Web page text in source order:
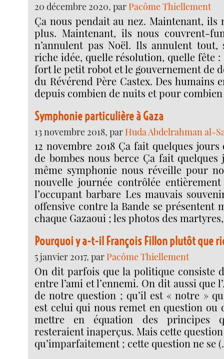
20 décembre 2020, par Pacôme Thiellement
Ça nous pendait au nez. Maintenant, ils
plus. Maintenant, ils nous couvrent-
n’annulent pas Noël. Ils annulent tout,
riche idée, quelle résolution, quelle fête
fort le petit robot et le gouvernement de
du Révérend Père Castex. Des humains
depuis combien de nuits et pour
Symphonie particulière à Gaza
13 novembre 2018, par Huda Abdelrahman al-
12 novembre 2018 Ça fait quelques
de bombes nous berce Ça fait quelques
même symphonie nous réveille pour
nouvelle journée contrôlée
l’occupant barbare Les mauvais
offensive contre la Bande se présentent
chaque Gazaoui ; les photos des
Pourquoi y a-t-il François Fillon plutôt que
5 janvier 2017, par Pacôme Thiellement
On dit parfois que la politique consiste
entre l’ami et l’ennemi. On dit aussi que
de notre question ; qu’il est « notre »
est celui qui nous remet en question ou
mettre en équation des principes
resteraient inaperçus. Mais cette
qu’imparfaitement ; cette question ne se